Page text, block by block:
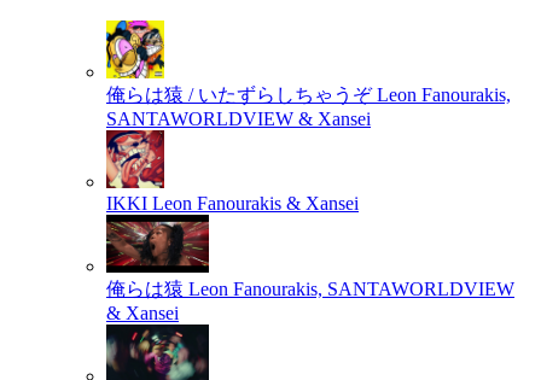
俺らは猿 / いたずらしちゃうぞ Leon Fanourakis,
SANTAWORLDVIEW & Xansei
IKKI Leon Fanourakis & Xansei
俺らは猿 Leon Fanourakis, SANTAWORLDVIEW
& Xansei